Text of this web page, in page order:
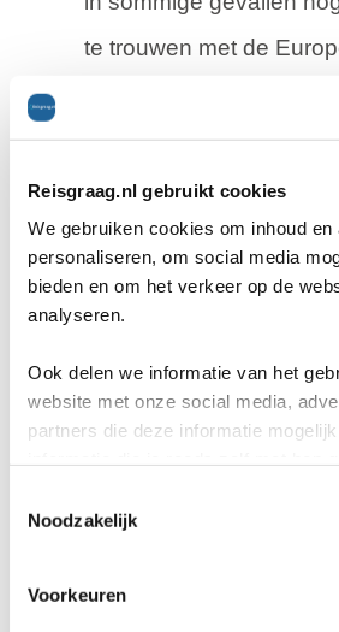
Reisgraag.nl gebruikt cookies
We gebruiken cookies om inhoud en
personaliseren, om social media
bieden en om het verkeer op de
analyseren.
Ook delen we informatie van het
website met onze social media,
partners die deze informatie
Noodzakelijk
Voorkeuren
te trouwen met de
krijgen voor
Tunesië is het echter
gewoonte om als man
trouwen die ouder is.
voorzichtig met dit soort
probeer rationeel te
Het is in Tunesië
homoseksuele
is ook zo voor
manier waarop je je uit.